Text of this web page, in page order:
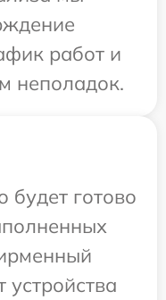
работ и
неполадок.
будет готово